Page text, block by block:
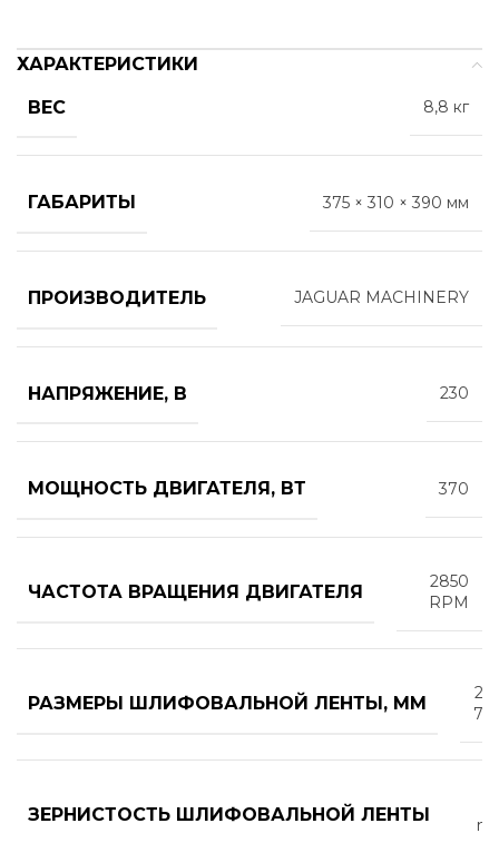
ХАРАКТЕРИСТИКИ
ВЕС 8,8 кг
ГАБАРИТЫ 375 × 310 × 390 мм
ПРОИЗВОДИТЕЛЬ JAGUAR MACHINERY
НАПРЯЖЕНИЕ, В 230
МОЩНОСТЬ ДВИГАТЕЛЯ, ВТ 370
ЧАСТОТА ВРАЩЕНИЯ ДВИГАТЕЛЯ
2850
RPM
РАЗМЕРЫ ШЛИФОВАЛЬНОЙ ЛЕНТЫ, ММ
25
ЗЕРНИСТОСТЬ ШЛИФОВАЛЬНОЙ ЛЕНТЫ